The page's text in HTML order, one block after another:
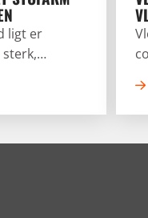
ligt er
kan er
aan